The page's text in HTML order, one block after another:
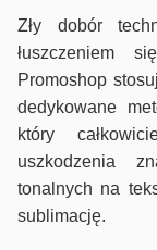
Zły dobór
łuszczeniem
Promoshop
dedykowane
który
uszkodzenia
tonalnych na
sublimację.